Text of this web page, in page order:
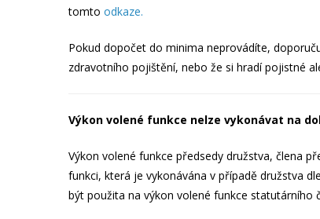
tomto odkaze.
Pokud dopočet do minima neprovádíte,
zdravotního pojištění, nebo že si hradí pojistné
Výkon volené funkce nelze vykonávat na
Výkon volené funkce předsedy družstva, člena
funkci, která je vykonávána v případě družstva
být použita na výkon volené funkce statutárního